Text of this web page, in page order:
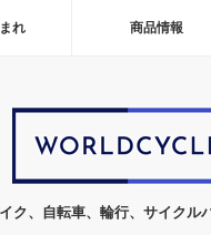
れ 商品情報
ク、自転車、輪行、サイクル